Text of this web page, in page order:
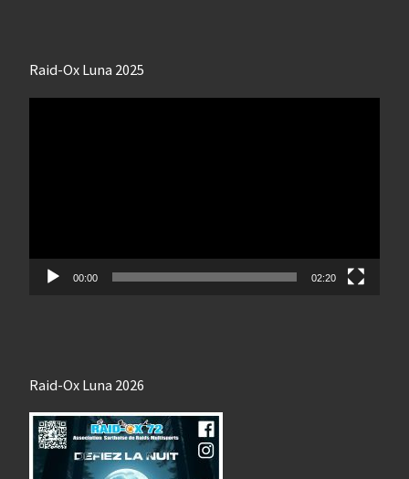
Raid-Ox Luna 2025
00:00 02:20
Raid-Ox Luna 2026